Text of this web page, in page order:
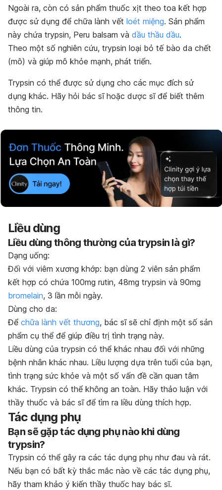
Ngoài ra, còn có sản phẩm thuốc xịt theo toa kết hợp
được sử dụng để chữa lành vết loét miệng. Sản phẩm
này chứa trypsin, Peru balsam và dầu thầu dầu.
Theo một số nghiên cứu, trypsin loại bỏ tế bào da chết
(mô) và giúp mô khỏe mạnh, phát triển.
Trypsin có thể được sử dụng cho các mục đích sử
dụng khác. Hãy hỏi bác sĩ hoặc dược sĩ để biết thêm
thông tin.
Liều dùng
Liều dùng thông thường của trypsin là gì?
Dạng uống:
Đối với viêm xương khớp: bạn dùng 2 viên sản phẩm
kết hợp có chứa 100mg rutin, 48mg trypsin và 90mg
bromelain, 3 lần mỗi ngày.
Dùng cho da:
Để chữa lành vết thương, bác sĩ sẽ chỉ định một số sản
phẩm cụ thể để giúp điều trị tình trạng này.
Liều dùng của trypsin có thể khác nhau đối với những
bệnh nhân khác nhau. Liều lượng dựa trên tuổi của bạn,
tình trạng sức khỏe và một số vấn đề cần quan tâm
khác. Trypsin có thể không an toàn. Hãy thảo luận với
thầy thuốc và bác sĩ để tìm ra liều dùng thích hợp.
Tác dụng phụ
Bạn sẽ gặp tác dụng phụ nào khi dùng
trypsin?
Trypsin có thể gây ra các tác dụng phụ như đau và rát.
Nếu bạn có bất kỳ thắc mắc nào về các tác dụng phụ,
hãy tham khảo ý kiến thầy thuốc hay bác sĩ.